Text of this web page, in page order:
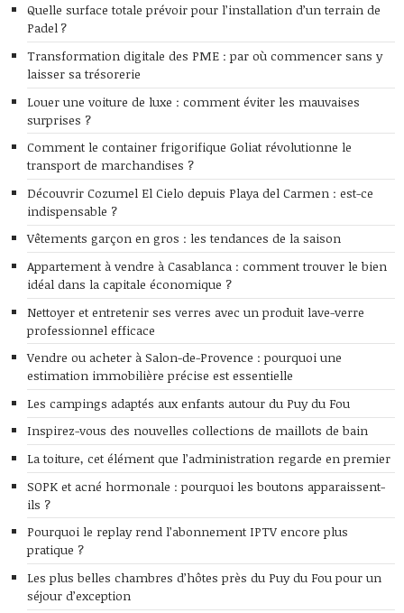
Quelle surface totale prévoir pour l’installation d’un terrain de
Padel ?
Transformation digitale des PME : par où commencer sans y
laisser sa trésorerie
Louer une voiture de luxe : comment éviter les mauvaises
surprises ?
Comment le container frigorifique Goliat révolutionne le
transport de marchandises ?
Découvrir Cozumel El Cielo depuis Playa del Carmen : est-ce
indispensable ?
Vêtements garçon en gros : les tendances de la saison
Appartement à vendre à Casablanca : comment trouver le bien
idéal dans la capitale économique ?
Nettoyer et entretenir ses verres avec un produit lave-verre
professionnel efficace
Vendre ou acheter à Salon-de-Provence : pourquoi une
estimation immobilière précise est essentielle
Les campings adaptés aux enfants autour du Puy du Fou
Inspirez-vous des nouvelles collections de maillots de bain
La toiture, cet élément que l’administration regarde en premier
SOPK et acné hormonale : pourquoi les boutons apparaissent-
ils ?
Pourquoi le replay rend l’abonnement IPTV encore plus
pratique ?
Les plus belles chambres d’hôtes près du Puy du Fou pour un
séjour d’exception